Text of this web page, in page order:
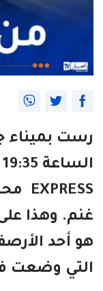
رست بميناء
هو أحد
التي وضعت